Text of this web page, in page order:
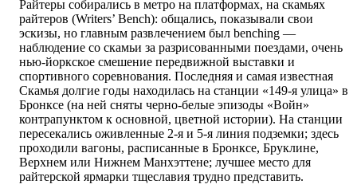
Райтеры собирались в метро на платформах, на скамьях
райтеров (Writers’ Bench): общались, показывали свои
эскизы, но главным развлечением был benching —
наблюдение со скамьи за разрисованными поездами, очень
нью-йоркское смешение передвижной выставки и
спортивного соревнования. Последняя и самая известная
Скамья долгие годы находилась на станции «149-я улица» в
Бронксе (на ней сняты черно-белые эпизоды «Войн»
контрапунктом к основной, цветной истории). На станции
пересекались оживленные 2-я и 5-я линия подземки; здесь
проходили вагоны, расписанные в Бронксе, Бруклине,
Верхнем или Нижнем Манхэттене; лучшее место для
райтерской ярмарки тщеславия трудно представить.